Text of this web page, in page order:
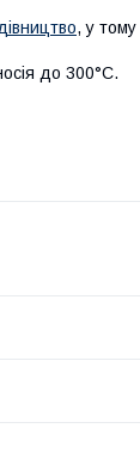
, у тому
до 300°С.